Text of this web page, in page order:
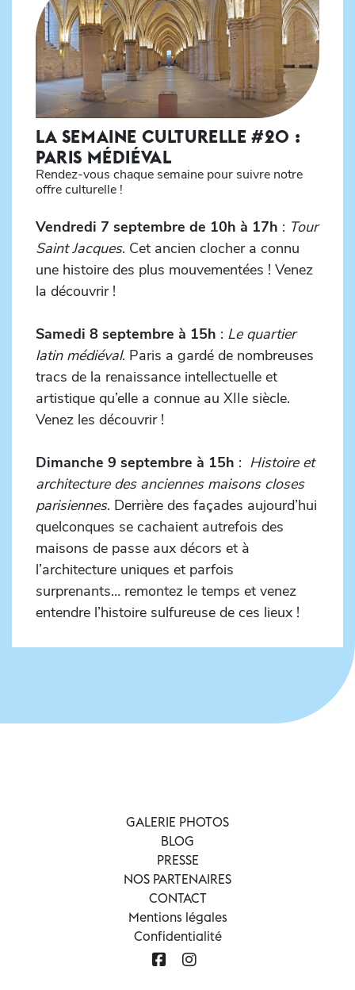
LA SEMAINE CULTURELLE #20 :
PARIS MÉDIÉVAL
Rendez-vous chaque semaine pour suivre notre
offre culturelle !
Vendredi 7 septembre de 10h à 17h : Tour
Saint Jacques. Cet ancien clocher a connu
une histoire des plus mouvementées ! Venez
la découvrir !
Samedi 8 septembre à 15h : Le quartier
latin médiéval. Paris a gardé de nombreuses
tracs de la renaissance intellectuelle et
artistique qu’elle a connue au XIIe siècle.
Venez les découvrir !
Dimanche 9 septembre à 15h : Histoire et
architecture des anciennes maisons closes
parisiennes. Derrière des façades aujourd’hui
quelconques se cachaient autrefois des
maisons de passe aux décors et à
l’architecture uniques et parfois
surprenants… remontez le temps et venez
entendre l’histoire sulfureuse de ces lieux !
GALERIE PHOTOS
BLOG
PRESSE
NOS PARTENAIRES
CONTACT
Mentions légales
Confidentialité